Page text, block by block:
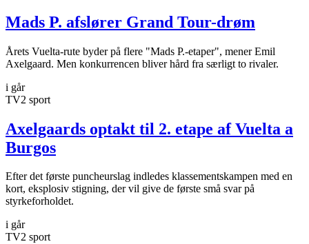
Mads P. afslører Grand Tour-drøm
Årets Vuelta-rute byder på flere "Mads P.-etaper", mener Emil
Axelgaard. Men konkurrencen bliver hård fra særligt to rivaler.
i går
TV2 sport
Axelgaards optakt til 2. etape af Vuelta a
Burgos
Efter det første puncheurslag indledes klassementskampen med en
kort, eksplosiv stigning, der vil give de første små svar på
styrkeforholdet.
i går
TV2 sport